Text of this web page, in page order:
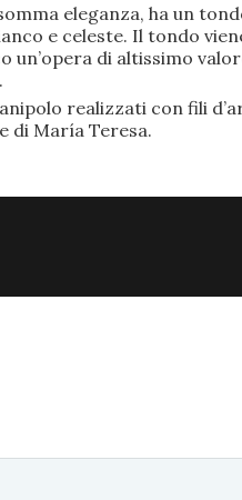
eleganza, ha un
e celeste. Il tondo
un’opera di altissimo
realizzati con fili
di María Teresa.